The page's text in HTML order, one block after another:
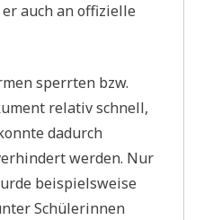
auch an offizielle
sperrten bzw.
relativ schnell,
dadurch
werden. Nur
beispielsweise
Schülerinnen